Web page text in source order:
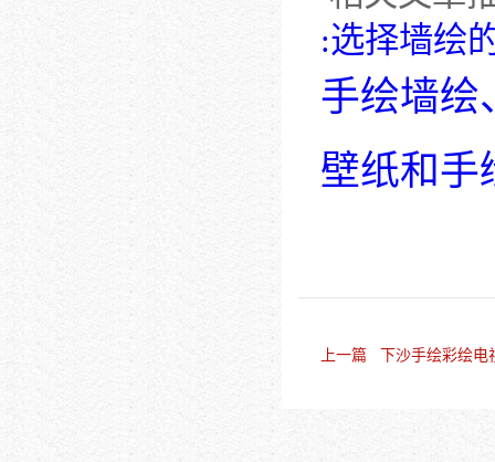
:选择墙绘
手绘墙绘
壁纸和手
上一篇 下沙手绘彩绘电